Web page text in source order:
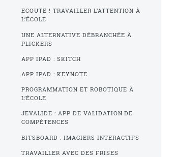
ECOUTE ! TRAVAILLER L’ATTENTION À
L’ÉCOLE
UNE ALTERNATIVE DÉBRANCHÉE À
PLICKERS
APP IPAD : SKITCH
APP IPAD : KEYNOTE
PROGRAMMATION ET ROBOTIQUE À
L’ÉCOLE
JEVALIDE : APP DE VALIDATION DE
COMPÉTENCES
BITSBOARD : IMAGIERS INTERACTIFS
TRAVAILLER AVEC DES FRISES